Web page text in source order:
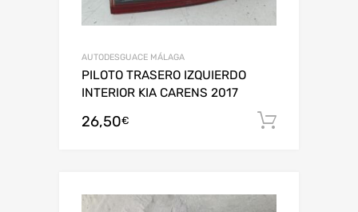
AUTODESGUACE MÁLAGA
PILOTO TRASERO IZQUIERDO
INTERIOR KIA CARENS 2017
26,50€